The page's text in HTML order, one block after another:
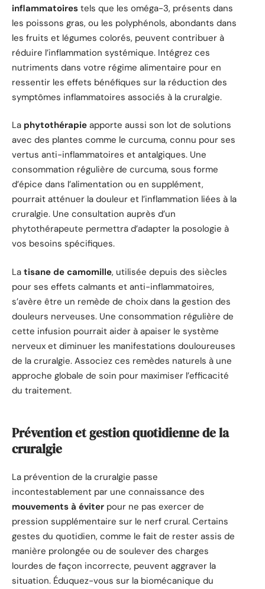
inflammatoires tels que les oméga-3, présents dans
les poissons gras, ou les polyphénols, abondants dans
les fruits et légumes colorés, peuvent contribuer à
réduire l’inflammation systémique. Intégrez ces
nutriments dans votre régime alimentaire pour en
ressentir les effets bénéfiques sur la réduction des
symptômes inflammatoires associés à la cruralgie.
La phytothérapie apporte aussi son lot de solutions
avec des plantes comme le curcuma, connu pour ses
vertus anti-inflammatoires et antalgiques. Une
consommation régulière de curcuma, sous forme
d’épice dans l’alimentation ou en supplément,
pourrait atténuer la douleur et l’inflammation liées à la
cruralgie. Une consultation auprès d’un
phytothérapeute permettra d’adapter la posologie à
vos besoins spécifiques.
La tisane de camomille, utilisée depuis des siècles
pour ses effets calmants et anti-inflammatoires,
s’avère être un remède de choix dans la gestion des
douleurs nerveuses. Une consommation régulière de
cette infusion pourrait aider à apaiser le système
nerveux et diminuer les manifestations douloureuses
de la cruralgie. Associez ces remèdes naturels à une
approche globale de soin pour maximiser l’efficacité
du traitement.
Prévention et gestion quotidienne de la
cruralgie
La prévention de la cruralgie passe
incontestablement par une connaissance des
mouvements à éviter pour ne pas exercer de
pression supplémentaire sur le nerf crural. Certains
gestes du quotidien, comme le fait de rester assis de
manière prolongée ou de soulever des charges
lourdes de façon incorrecte, peuvent aggraver la
situation. Éduquez-vous sur la biomécanique du